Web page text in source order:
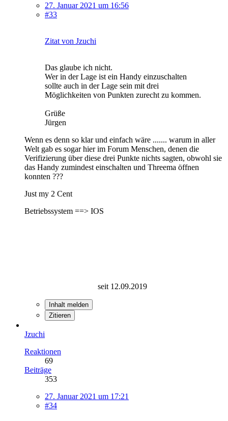
27. Januar 2021 um 16:56
#33
Zitat von Jzuchi
Das glaube ich nicht.
Wer in der Lage ist ein Handy einzuschalten
sollte auch in der Lage sein mit drei
Möglichkeiten von Punkten zurecht zu kommen.
Grüße
Jürgen
Wenn es denn so klar und einfach wäre ....... warum in aller
Welt gab es sogar hier im Forum Menschen, denen die
Verifizierung über diese drei Punkte nichts sagten, obwohl sie
das Handy zumindest einschalten und Threema öffnen
konnten ???
Just my 2 Cent
Betriebssystem ==> IOS
seit 12.09.2019
Inhalt melden
Zitieren
Jzuchi
Reaktionen
69
Beiträge
353
27. Januar 2021 um 17:21
#34